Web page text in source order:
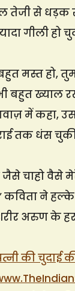
तेजी से धड़क
गीली हो
मस्त हो,
बहुत ख्याल
में कहा,
तक धंस चुकी
चाहो वैसे
कविता ने
अरुण के हर
की चुदाई